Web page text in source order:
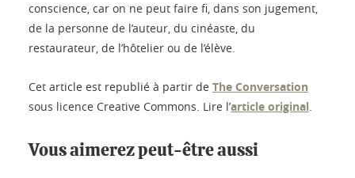
conscience, car on ne peut faire fi, dans son jugement,
de la personne de l’auteur, du cinéaste, du
restaurateur, de l’hôtelier ou de l’élève.
Cet article est republié à partir de The Conversation
sous licence Creative Commons. Lire l’article original.
Vous aimerez peut-être aussi